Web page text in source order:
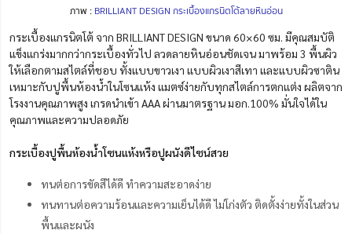
ภาพ : BRILLIANT DESIGN กระเบื้องแกรนิตโต้ลายหินอ่อน
กระเบื้องแกรนิตโต้ จาก BRILLIANT DESIGN ขนาด 60×60 ซม. มีคุณสมบัติ
แข็งแกร่งมากกว่ากระเบื้องทั่วไป ลวดลายหินอ่อนชัดเจน มาพร้อม 3 พื้นผิว
ให้เลือกตามสไตล์ที่ชอบ ทั้งแบบขาวเงา แบบผิวเงาสีเทา และแบบผิวซาติน
เหมาะกับปูพื้นห้องน้ำในโซนแห้ง แมตซ์ง่ายกับทุกสไตล์การตกแต่ง ผลิตจาก
โรงงานคุณภาพสูง เกรดนำเข้า AAA ผ่านมาตรฐาน มอก.100% มั่นใจได้ใน
คุณภาพและความปลอดภัย
กระเบื้องปูพื้นห้องน้ำโซนแห้งหรือปูผนังดีไซน์สวย
ทนต่อการขัดสีได้ดี ทำความสะอาดง่าย
ทนทานต่อความร้อนและความเย็นได้ดี ไม่โก่งตัว ติดตั้งง่ายทั้งในส่วน
พื้นและผนัง